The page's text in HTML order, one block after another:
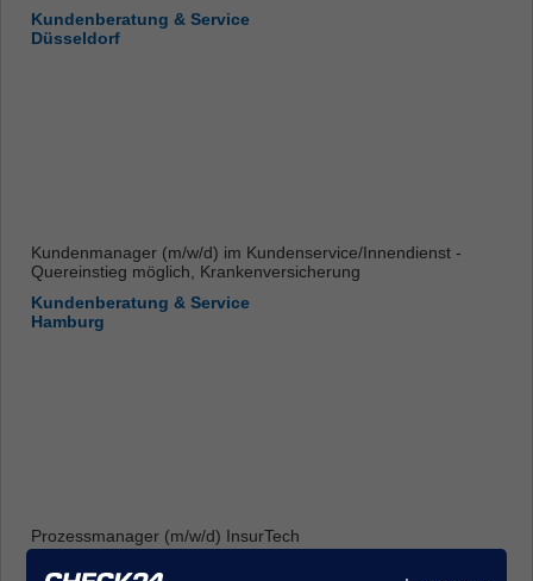
Kundenberatung & Service
Düsseldorf
Kundenmanager (m/w/d) im Kundenservice/Innendienst -
Quereinstieg möglich, Krankenversicherung
Kundenberatung & Service
Hamburg
Prozessmanager (m/w/d) InsurTech